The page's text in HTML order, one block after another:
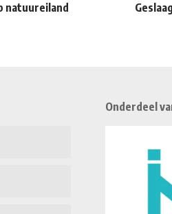
natuureiland
Onderdeel